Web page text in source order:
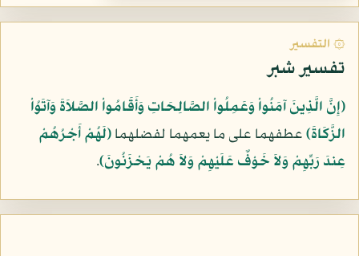
۞ التفسير
تفسير شبر
﴿إِنَّ الَّذِينَ آمَنُواْ وَعَمِلُواْ الصَّالِحَاتِ وَأَقَامُواْ الصَّلاَةَ وَآتَوُاْ
الزَّكَاةَ﴾عطفهما على ما يعمهما لفضلهما﴿لَهُمْ أَجْرُهُمْ
عِندَ رَبِّهِمْ وَلاَ خَوْفٌ عَلَيْهِمْ وَلاَ هُمْ يَحْزَنُونَ﴾.